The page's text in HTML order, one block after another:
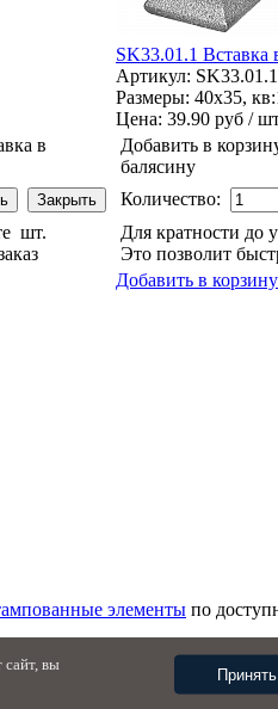
в
шт.
SK33.01.1 Вставка
Артикул: SK33.01.1
Размеры: 40x35,
Цена: 39.90 руб /
Добавить в
балясину
Количество:
Для кратности до
Это позволит
Добавить в корзину
элементы по
вы
Принять